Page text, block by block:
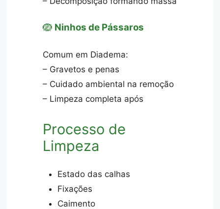
🪺 Ninhos de Pássaros
Comum em Diadema:
– Gravetos e penas
– Cuidado ambiental na remoção
– Limpeza completa após
Processo de
Limpeza
Estado das calhas
Fixações
Caimento